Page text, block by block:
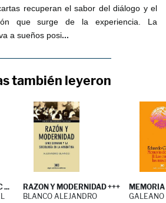
recuperan el sabor del diálogo y el
que surge de la experiencia. La
a sueños posi...
también leyeron
...
RAZON Y MODERNIDAD +++
BLANCO ALEJANDRO
MEMORIA
GALEANO